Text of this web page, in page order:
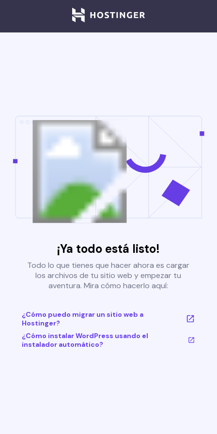
¡Ya todo está listo!
Todo lo que tienes que hacer ahora es cargar
los archivos de tu sitio web y empezar tu
aventura. Mira cómo hacerlo aquí:
¿Cómo puedo migrar un sitio web a
Hostinger?
¿Cómo instalar WordPress usando el
instalador automático?